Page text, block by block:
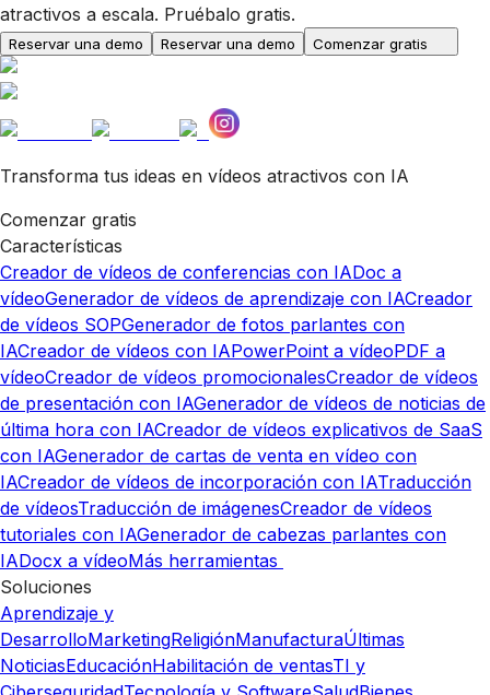
atractivos a escala. Pruébalo gratis.
Reservar una demo Reservar una demo Comenzar gratis
Transforma tus ideas en vídeos atractivos con IA
Comenzar gratis
Características
Creador de vídeos de conferencias con IADoc a
vídeoGenerador de vídeos de aprendizaje con IACreador
de vídeos SOPGenerador de fotos parlantes con
IACreador de vídeos con IAPowerPoint a vídeoPDF a
vídeoCreador de vídeos promocionalesCreador de vídeos
de presentación con IAGenerador de vídeos de noticias de
última hora con IACreador de vídeos explicativos de SaaS
con IAGenerador de cartas de venta en vídeo con
IACreador de vídeos de incorporación con IATraducción
de vídeosTraducción de imágenesCreador de vídeos
tutoriales con IAGenerador de cabezas parlantes con
IADocx a vídeoMás herramientas
Soluciones
Aprendizaje y
DesarrolloMarketingReligiónManufacturaÚltimas
NoticiasEducaciónHabilitación de ventasTI y